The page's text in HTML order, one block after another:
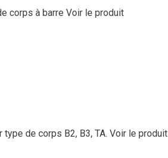
corps à barre Voir le produit
de corps B2, B3, TA. Voir le produit